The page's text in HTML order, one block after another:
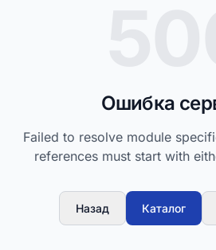
Ошибка
Failed to resolve module
references must start with
Назад Каталог